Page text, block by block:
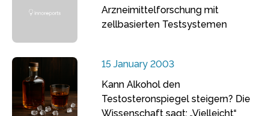
Arzneimittelforschung mit
zellbasierten Testsystemen
15 January 2003
Kann Alkohol den
Testosteronspiegel steigern? Die
Wissenschaft sagt: „Vielleicht“